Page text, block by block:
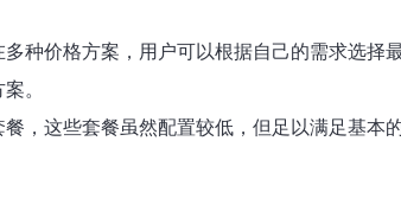
种价格方案，用户可以根据自己的需求选
。
，这些套餐虽然配置较低，但足以满足基